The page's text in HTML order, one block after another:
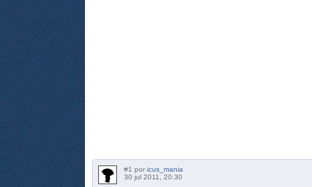
#1 por icus_mania
30 jul 2011, 20:30